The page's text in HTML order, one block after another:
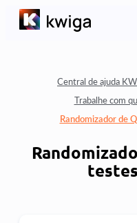
Central de ajuda
Trabalhe com
Randomizador de